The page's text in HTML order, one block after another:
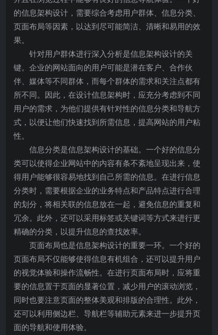
的信息架构设计，需要综合考虑用户群体、信息分类、
页面布局等因素，以达到尽可能简洁、清晰和易用的效
果。
针对用户群体进行深入分析是信息架构设计的关
键。企业的网站面向的用户可能是潜在客户、合作伙
伴、媒体等不同群体，而每个群体的需求和关注点都有
所不同。因此，在设计信息架构时，应充分考虑到不同
用户的需求，为他们提供有针对性的信息分类和导航方
式，以便让他们快速找到所需信息，提高网站的用户粘
性。
信息分类是信息架构设计的基础。一个好的信息分
类可以使得企业网站中的内容有条不紊地呈现出来，使
得用户能够很容易地找到自己所需的信息。在进行信息
分类时，需要根据企业的业务特点和产品特点进行合理
的划分，将相关联的信息放在一起，避免信息的重复和
冗余。此外，还可以采用标签或关键词等方式来进行更
精确的分类，以提升信息的查找效率。
页面布局也是信息架构设计的重要一环。一个好的
页面布局不仅能够使得信息有机组合，还可以提升用户
的视觉体验和操作流畅性。在进行页面布局时，应将重
要的信息置于页面的显著位置，减少用户的滚动浏览，
同时也要注意页面的整体美观和排版的合理性。此外，
还可以利用侧边栏、导航栏等辅助元素来进一步提升页
面的导航和使用体验。